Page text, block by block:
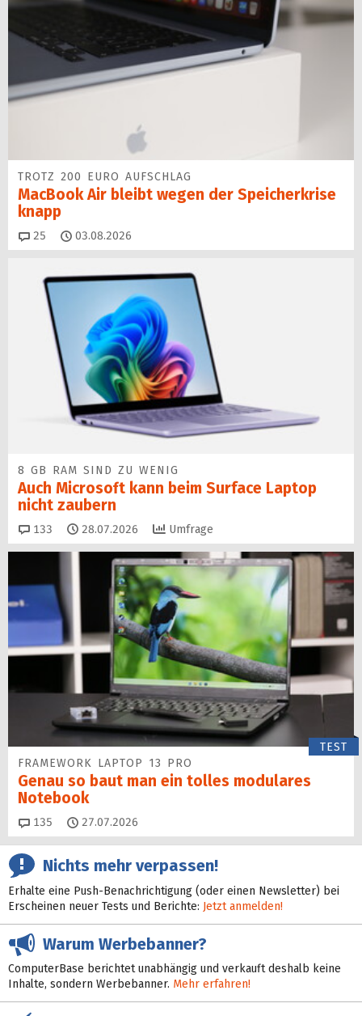
TROTZ 200 EURO AUFSCHLAG
MacBook Air bleibt wegen der Speicherkrise
knapp
25 Kommentare
03.08.2026
8 GB RAM SIND ZU WENIG
Auch Microsoft kann beim Surface Laptop
nicht zaubern
133 Kommentare
28.07.2026 Umfrage
TEST
FRAMEWORK LAPTOP 13 PRO
Genau so baut man ein tolles modulares
Notebook
135 Kommentare
27.07.2026
Nichts mehr verpassen!
Erhalte eine Push-Benachrichtigung (oder einen Newsletter) bei
Erscheinen neuer Tests und Berichte: Jetzt anmelden!
Warum Werbebanner?
ComputerBase berichtet unabhängig und verkauft deshalb keine
Inhalte, sondern Werbebanner. Mehr erfahren!